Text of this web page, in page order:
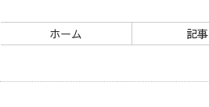
ホーム 記事